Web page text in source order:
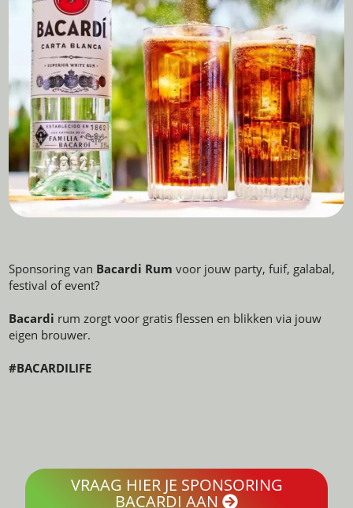
Sponsoring van Bacardi Rum voor jouw party, fuif, galabal,
festival of event?
Bacardi rum zorgt voor gratis flessen en blikken via jouw
eigen brouwer.
#BACARDILIFE
VRAAG HIER JE SPONSORING
BACARDI AAN